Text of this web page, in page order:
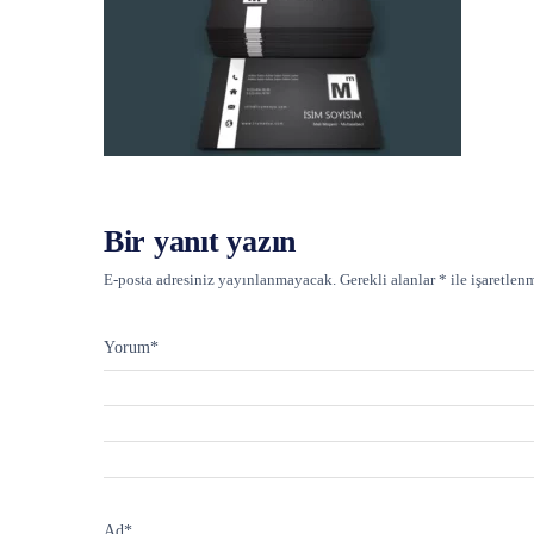
Bir yanıt yazın
E-posta adresiniz yayınlanmayacak. Gerekli alanlar* ile
Yorum*
Ad*